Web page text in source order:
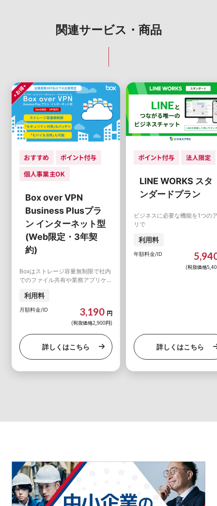
関連サービス・商品
Box over VPN
Business Plusプラ
ン インターネット型
(Web限定・3年契
約)
Boxはストレージ容量無制限で社内
でのファイル共有や業務アプリケー
するクラウド上のファイルコンテン
ツ運用・管理基盤です。
利用料
月額料金/ID 3,190 円
(税抜価格2,900円)
詳しくはこちら
LINE WORKS スタ
ンダードプラン
ビジネスに必要な機能を1つの
リで
利用料
年額料金/ID
(税抜価格
詳しくはこちら